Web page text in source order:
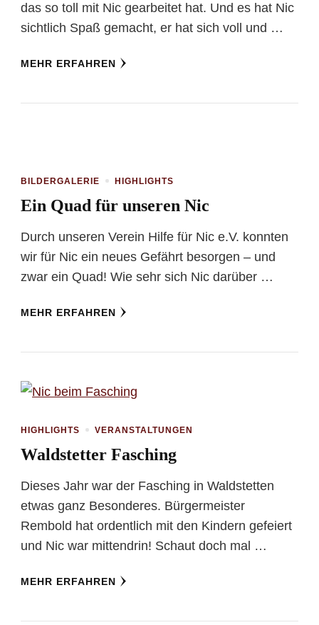
das so toll mit Nic gearbeitet hat. Und es hat Nic
sichtlich Spaß gemacht, er hat sich voll und …
MEHR ERFAHREN
BILDERGALERIE HIGHLIGHTS
Ein Quad für unseren Nic
Durch unseren Verein Hilfe für Nic e.V. konnten
wir für Nic ein neues Gefährt besorgen – und
zwar ein Quad! Wie sehr sich Nic darüber …
MEHR ERFAHREN
HIGHLIGHTS VERANSTALTUNGEN
Waldstetter Fasching
Dieses Jahr war der Fasching in Waldstetten
etwas ganz Besonderes. Bürgermeister
Rembold hat ordentlich mit den Kindern gefeiert
und Nic war mittendrin! Schaut doch mal …
MEHR ERFAHREN